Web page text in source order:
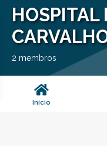
HOSPITAL
2 membros
Início